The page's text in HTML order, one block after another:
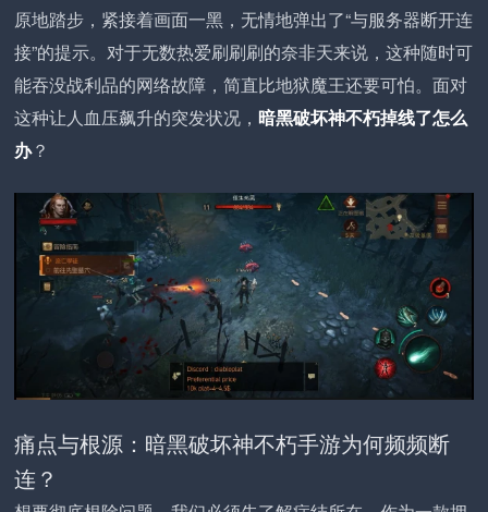
原地踏步，紧接着画面一黑，无情地弹出了“与服务器断开连
接”的提示。对于无数热爱刷刷刷的奈非天来说，这种随时可
能吞没战利品的网络故障，简直比地狱魔王还要可怕。面对
这种让人血压飙升的突发状况， 暗黑破坏神不朽掉线了怎么
办？
痛点与根源：暗黑破坏神不朽手游为何频频断
连？